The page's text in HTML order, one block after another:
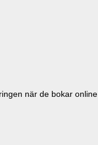
när de bokar online